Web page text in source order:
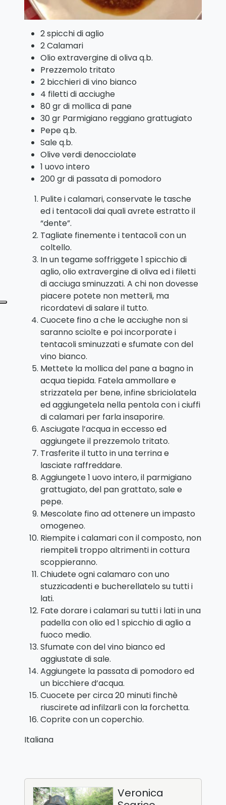
2 spicchi di aglio
2 Calamari
Olio extravergine di oliva q.b.
Prezzemolo tritato
2 bicchieri di vino bianco
4 filetti di acciughe
80 gr di mollica di pane
30 gr Parmigiano reggiano grattugiato
Pepe q.b.
Sale q.b.
Olive verdi denocciolate
1 uovo intero
200 gr di passata di pomodoro
Pulite i calamari, conservate le tasche
ed i tentacoli dai quali avrete estratto il
“dente”.
Tagliate finemente i tentacoli con un
coltello.
In un tegame soffriggete 1 spicchio di
aglio, olio extravergine di oliva ed i filetti
di acciuga sminuzzati. A chi non dovesse
piacere potete non metterli, ma
ricordatevi di salare il tutto.
Cuocete fino a che le acciughe non si
saranno sciolte e poi incorporate i
tentacoli sminuzzati e sfumate con del
vino bianco.
Mettete la mollica del pane a bagno in
acqua tiepida. Fatela ammollare e
strizzatela per bene, infine sbriciolatela
ed aggiungetela nella pentola con i ciuffi
di calamari per farla insaporire.
Asciugate l’acqua in eccesso ed
aggiungete il prezzemolo tritato.
Trasferite il tutto in una terrina e
lasciate raffreddare.
Aggiungete 1 uovo intero, il parmigiano
grattugiato, del pan grattato, sale e
pepe.
Mescolate fino ad ottenere un impasto
omogeneo.
Riempite i calamari con il composto, non
riempiteli troppo altrimenti in cottura
scoppieranno.
Chiudete ogni calamaro con uno
stuzzicadenti e bucherellatelo su tutti i
lati.
Fate dorare i calamari su tutti i lati in una
padella con olio ed 1 spicchio di aglio a
fuoco medio.
Sfumate con del vino bianco ed
aggiustate di sale.
Aggiungete la passata di pomodoro ed
un bicchiere d’acqua.
Cuocete per circa 20 minuti finchè
riuscirete ad infilzarli con la forchetta.
Coprite con un coperchio.
Italiana
Veronica